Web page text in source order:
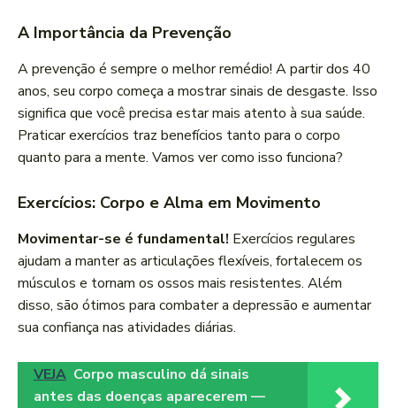
A Importância da Prevenção
A prevenção é sempre o melhor remédio! A partir dos 40
anos, seu corpo começa a mostrar sinais de desgaste. Isso
significa que você precisa estar mais atento à sua saúde.
Praticar exercícios traz benefícios tanto para o corpo
quanto para a mente. Vamos ver como isso funciona?
Exercícios: Corpo e Alma em Movimento
Movimentar-se é fundamental! Exercícios regulares
ajudam a manter as articulações flexíveis, fortalecem os
músculos e tornam os ossos mais resistentes. Além
disso, são ótimos para combater a depressão e aumentar
sua confiança nas atividades diárias.
VEJA Corpo masculino dá sinais
antes das doenças aparecerem —